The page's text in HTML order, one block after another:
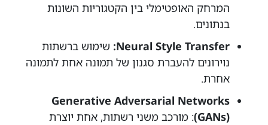
המרחק האופטימלי בין הקטגוריות השונות
בנתונים.
Neural Style Transfer: שימוש ברשתות
נוירונים להעברת סגנון של תמונה אחת לתמונה
אחרת.
Generative Adversarial Networks
(GANs): מורכב משני רשתות, אחת יוצרת